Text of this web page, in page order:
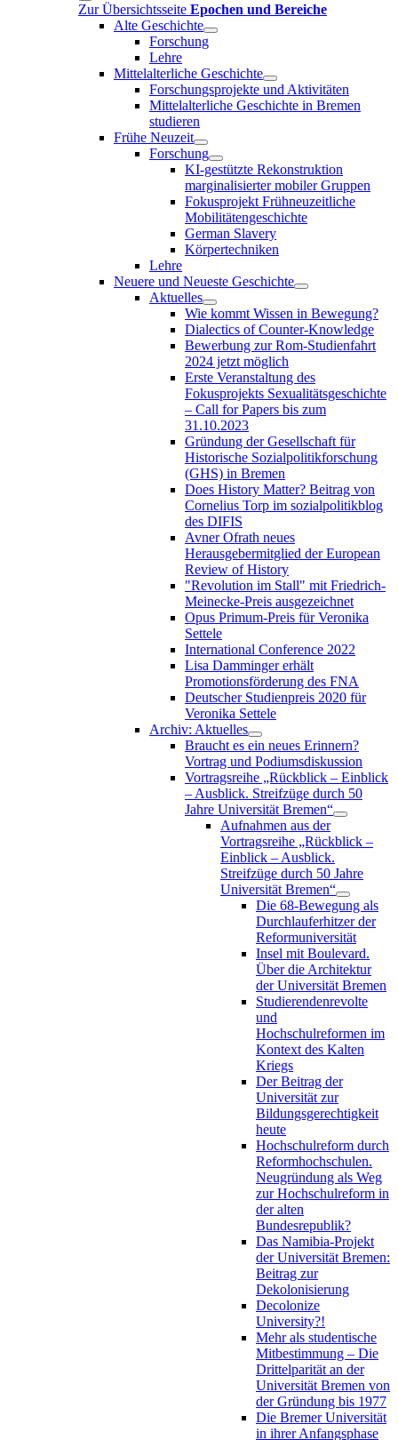
Zur Übersichtsseite Epochen und Bereiche
Alte Geschichte
Forschung
Lehre
Mittelalterliche Geschichte
Forschungsprojekte und Aktivitäten
Mittelalterliche Geschichte in Bremen
studieren
Frühe Neuzeit
Forschung
KI-gestützte Rekonstruktion
marginalisierter mobiler Gruppen
Fokusprojekt Frühneuzeitliche
Mobilitätengeschichte
German Slavery
Körpertechniken
Lehre
Neuere und Neueste Geschichte
Aktuelles
Wie kommt Wissen in Bewegung?
Dialectics of Counter-Knowledge
Bewerbung zur Rom-Studienfahrt
2024 jetzt möglich
Erste Veranstaltung des
Fokusprojekts Sexualitätsgeschichte
– Call for Papers bis zum
31.10.2023
Gründung der Gesellschaft für
Historische Sozialpolitikforschung
(GHS) in Bremen
Does History Matter? Beitrag von
Cornelius Torp im sozialpolitikblog
des DIFIS
Avner Ofrath neues
Herausgebermitglied der European
Review of History
"Revolution im Stall" mit Friedrich-
Meinecke-Preis ausgezeichnet
Opus Primum-Preis für Veronika
Settele
International Conference 2022
Lisa Damminger erhält
Promotionsförderung des FNA
Deutscher Studienpreis 2020 für
Veronika Settele
Archiv: Aktuelles
Braucht es ein neues Erinnern?
Vortrag und Podiumsdiskussion
Vortragsreihe „Rückblick – Einblick
– Ausblick. Streifzüge durch 50
Jahre Universität Bremen“
Aufnahmen aus der
Vortragsreihe „Rückblick –
Einblick – Ausblick.
Streifzüge durch 50 Jahre
Universität Bremen“
Die 68-Bewegung als
Durchlauferhitzer der
Reformuniversität
Insel mit Boulevard.
Über die Architektur
der Universität Bremen
Studierendenrevolte
und
Hochschulreformen im
Kontext des Kalten
Kriegs
Der Beitrag der
Universität zur
Bildungsgerechtigkeit
heute
Hochschulreform durch
Reformhochschulen.
Neugründung als Weg
zur Hochschulreform in
der alten
Bundesrepublik?
Das Namibia-Projekt
der Universität Bremen:
Beitrag zur
Dekolonisierung
Decolonize
University?!
Mehr als studentische
Mitbestimmung – Die
Drittelparität an der
Universität Bremen von
der Gründung bis 1977
Die Bremer Universität
in ihrer Anfangsphase